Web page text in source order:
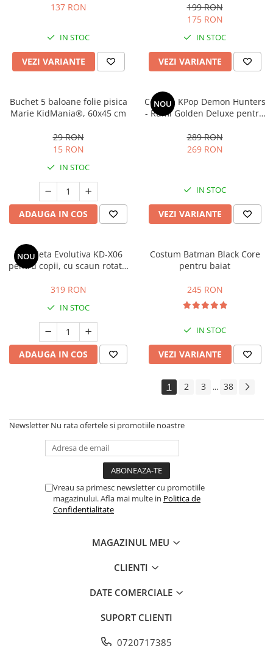
137 RON
IN STOC
VEZI VARIANTE
KidMania®
199 RON
175 RON
IN STOC
VEZI VARIANTE
Buchet 5 baloane folie pisica
Marie KidMania®, 60x45 cm
29 RON
15 RON
IN STOC
ADAUGA IN COS
NOU
Costum KPop Demon Hunters
- Rumi Golden Deluxe pentru
289 RON
269 RON
IN STOC
VEZI VARIANTE
NOU
Tricicleta Evolutiva KD-X06
pentru copii, cu scaun rotativ
din cauciuc, 9 luni – 6 ani, bej
319 RON
IN STOC
ADAUGA IN COS
Costum Batman Black Core
pentru baiat
245 RON
IN STOC
VEZI VARIANTE
1 2 3 ... 38
Newsletter Nu rata ofertele si promotiile noastre
Vreau sa primesc newsletter cu promotiile
magazinului. Afla mai multe in Politica de
Confidentialitate
MAGAZINUL MEU
CLIENTI
DATE COMERCIALE
SUPORT CLIENTI
0720717385